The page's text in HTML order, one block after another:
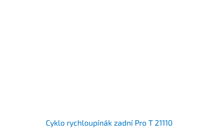
Cyklo rychloupínák zadní Pro T 21110